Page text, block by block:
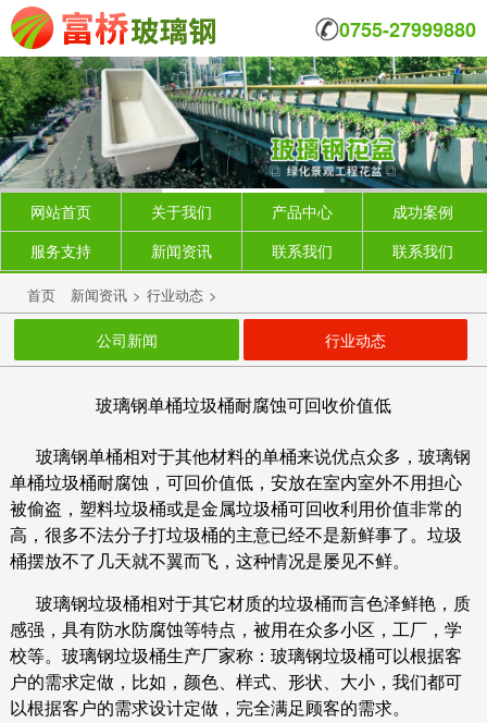
0755-27999880
网站首页 关于我们 产品中心
成功案例
服务支持
新闻资讯 联系我们 联系我们
首页 新闻资讯 > 行业动态 >
公司新闻 行业动态
玻璃钢单桶垃圾桶耐腐蚀可回收价值低
玻璃钢单桶相对于其他材料的单桶来说优点众多，玻璃钢
单桶垃圾桶耐腐蚀，可回价值低，安放在室内室外不用担心
被偷盗，塑料垃圾桶或是金属垃圾桶可回收利用价值非常的
高，很多不法分子打垃圾桶的主意已经不是新鲜事了。垃圾
桶摆放不了几天就不翼而飞，这种情况是屡见不鲜。
玻璃钢垃圾桶相对于其它材质的垃圾桶而言色泽鲜艳，质
感强，具有防水防腐蚀等特点，被用在众多小区，工厂，学
校等。玻璃钢垃圾桶生产厂家称：玻璃钢垃圾桶可以根据客
户的需求定做，比如，颜色、样式、形状、大小，我们都可
以根据客户的需求设计定做，完全满足顾客的需求。